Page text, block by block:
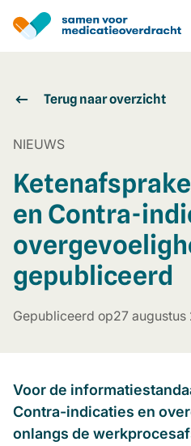
Overslaan
en
gaanTerug naar overzicht
NIEUWS
en Contra-
gepubliceerd
Gepubliceerd op27
Voor de
Contra-indicaties en
onlangs de